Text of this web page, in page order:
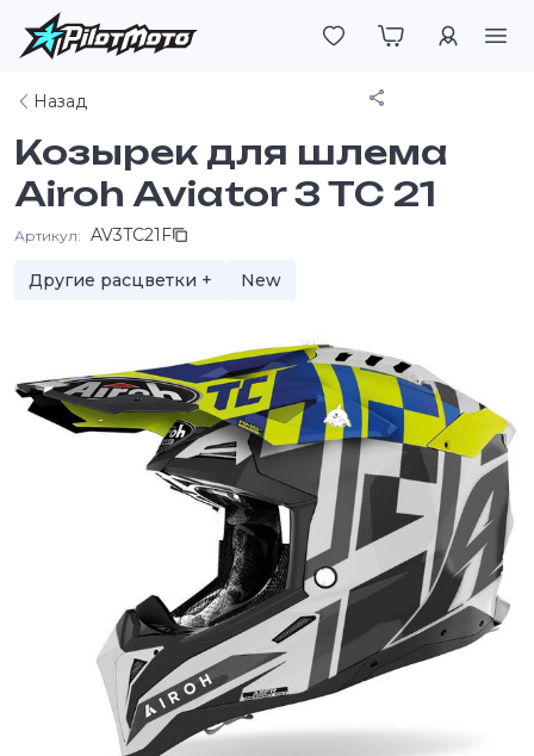
Войти
Назад
Козырек для шлема
Airoh Aviator 3 TC 21
Артикул: AV3TC21F
Другие расцветки + New